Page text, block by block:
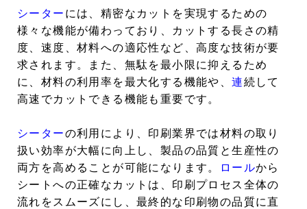
シーター には、精密なカットを実現するための
様々な機能が備わっており、カットする長さの精
度、速度、材料への適応性など、高度な技術が要
求されます。また、無駄を最小限に抑えるため
に、材料の利用率を最大化する機能や、連続して
高速でカットできる機能も重要です。
シーターの利用により、印刷業界では材料の取り
扱い効率が大幅に向上し、製品の品質と生産性の
両方を高めることが可能になります。
ロールから
シートへの正確なカットは、印刷プロセス全体の
流れをスムーズにし、最終的な印刷物の品質に直